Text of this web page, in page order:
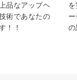
品なアップヘ
術であなたの
！！